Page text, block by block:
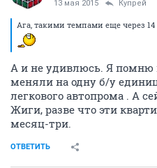
13 мая 2015 Купрей
Ага, такими темпами еще через 14
А и не удивлюсь. Я помню
меняли на одну б/у
легкового автопрома . А
Жиги, разве что эти
месяц-три.
ОТВЕТИТЬ